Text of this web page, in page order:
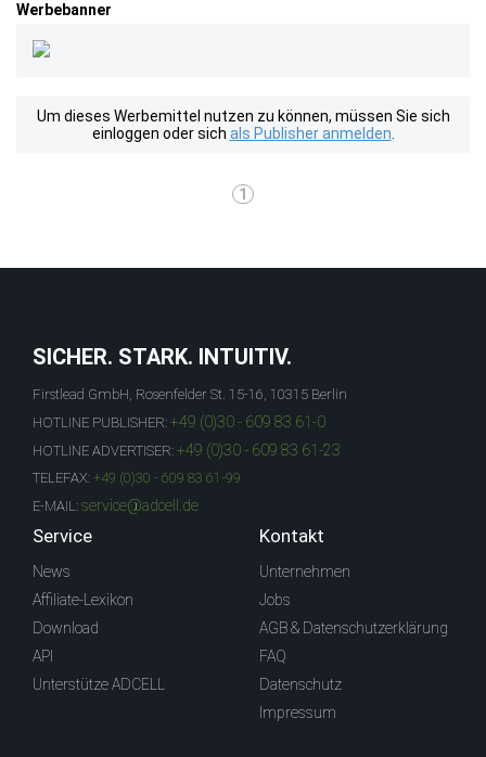
Werbebanner
Um dieses Werbemittel nutzen zu können, müssen Sie sich
einloggen oder sich als Publisher anmelden
1
SICHER. STARK. INTUITIV.
Firstlead GmbH, Rosenfelder St. 15-16, 10315 Berlin
HOTLINE PUBLISHER: +49 (0)30 - 609 83 61-0
HOTLINE ADVERTISER: +49 (0)30 - 609 83 61-23
TELEFAX: +49 (0)30 - 609 83 61-99
E-MAIL: service@adcell.de
Service
News
Affiliate-Lexikon
Download
API
Unterstütze ADCELL
Kontakt
Unternehmen
Jobs
AGB & Datenschutzerklärung
FAQ
Datenschutz
Impressum